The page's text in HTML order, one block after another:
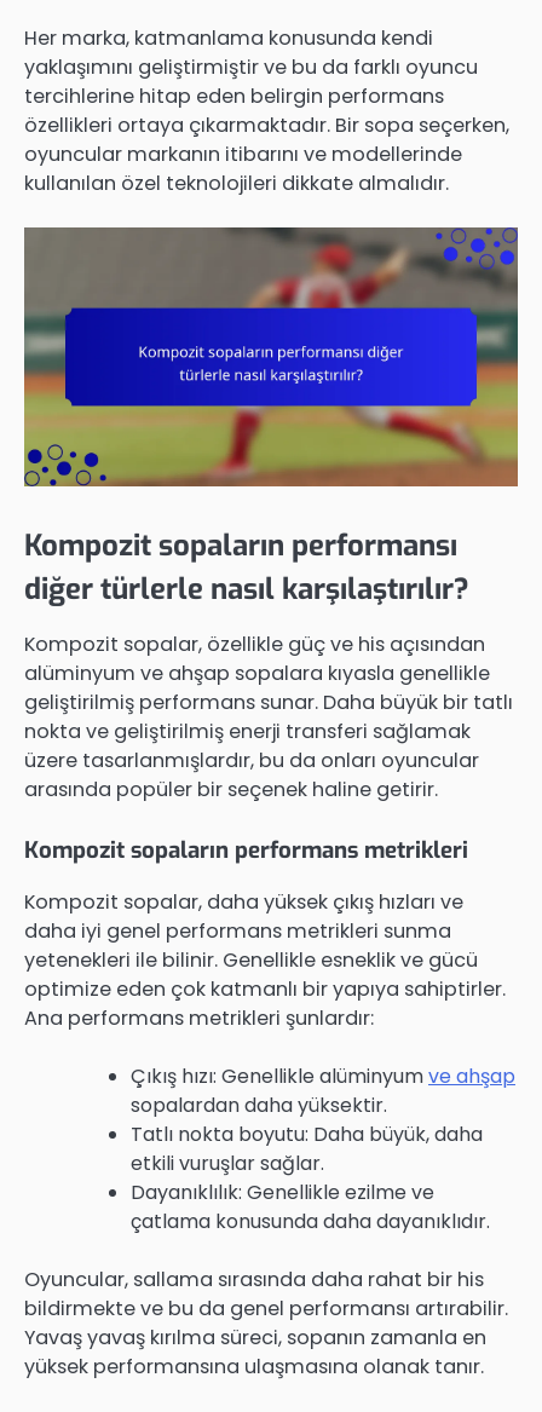
Her marka, katmanlama konusunda kendi
yaklaşımını geliştirmiştir ve bu da farklı oyuncu
tercihlerine hitap eden belirgin performans
özellikleri ortaya çıkarmaktadır. Bir sopa seçerken,
oyuncular markanın itibarını ve modellerinde
kullanılan özel teknolojileri dikkate almalıdır.
Kompozit sopaların performansı
diğer türlerle nasıl karşılaştırılır?
Kompozit sopalar, özellikle güç ve his açısından
alüminyum ve ahşap sopalara kıyasla genellikle
geliştirilmiş performans sunar. Daha büyük bir tatlı
nokta ve geliştirilmiş enerji transferi sağlamak
üzere tasarlanmışlardır, bu da onları oyuncular
arasında popüler bir seçenek haline getirir.
Kompozit sopaların performans metrikleri
Kompozit sopalar, daha yüksek çıkış hızları ve
daha iyi genel performans metrikleri sunma
yetenekleri ile bilinir. Genellikle esneklik ve gücü
optimize eden çok katmanlı bir yapıya sahiptirler.
Ana performans metrikleri şunlardır:
Çıkış hızı: Genellikle alüminyumve ahşap
sopalardan daha yüksektir.
Tatlı nokta boyutu: Daha büyük, daha
etkili vuruşlar sağlar.
Dayanıklılık: Genellikle ezilme ve
çatlama konusunda daha dayanıklıdır.
Oyuncular, sallama sırasında daha rahat bir his
bildirmekte ve bu da genel performansı artırabilir.
Yavaş yavaş kırılma süreci, sopanın zamanla en
yüksek performansına ulaşmasına olanak tanır.